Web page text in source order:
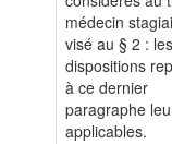
médecin
visé au § 2 : les
dispositions
à ce dernier
paragraphe
applicables.